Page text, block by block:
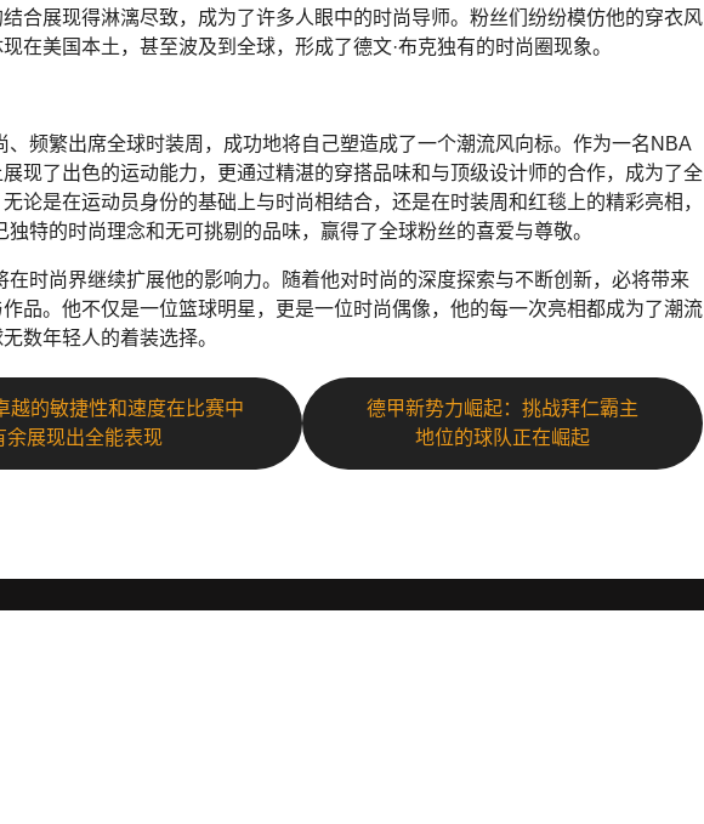
合展现得淋漓尽致，成为了许多人眼中的时尚导师。粉丝们纷纷模仿他的穿衣风
在美国本土，甚至波及到全球，形成了德文·布克独有的时尚圈现象。
、频繁出席全球时装周，成功地将自己塑造成了一个潮流风向标。作为一名NBA
现了出色的运动能力，更通过精湛的穿搭品味和与顶级设计师的合作，成为了全
论是在运动员身份的基础上与时尚相结合，还是在时装周和红毯上的精彩亮相，
独特的时尚理念和无可挑剔的品味，赢得了全球粉丝的喜爱与尊敬。
在时尚界继续扩展他的影响力。随着他对时尚的深度探索与不断创新，必将带来
品。他不仅是一位篮球明星，更是一位时尚偶像，他的每一次亮相都成为了潮流
数年轻人的着装选择。
越的敏捷性和速度在比赛中
余展现出全能表现
德甲新势力崛起：挑战拜仁霸主
地位的球队正在崛起